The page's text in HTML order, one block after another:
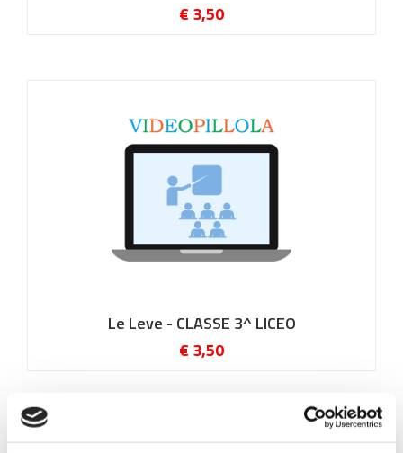
€ 3,50
Le Leve - CLASSE 3^ LICEO
€ 3,50